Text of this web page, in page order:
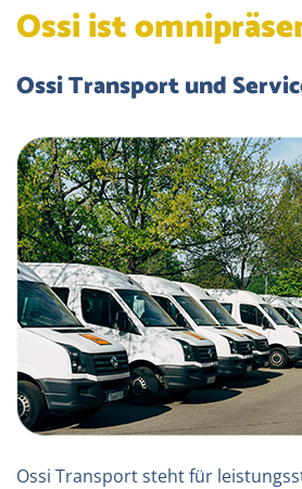
Ossi ist
Ossi Transport und
Ossi Transport steht für